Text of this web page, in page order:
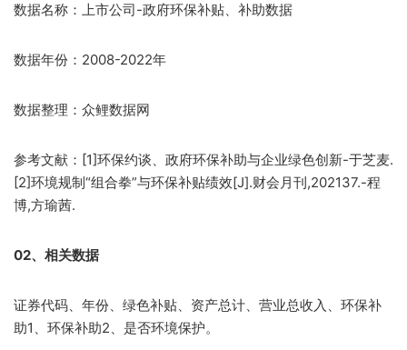
数据名称：上市公司-政府环保补贴、补助数据
数据年份：2008-2022年
数据整理：众鲤数据网
参考文献：[1]环保约谈、政府环保补助与企业绿色创新-于芝麦.
[2]环境规制“组合拳”与环保补贴绩效[J].财会月刊,202137.-程
博,方瑜茜.
02、相关数据
证券代码、年份、绿色补贴、资产总计、营业总收入、环保补
助1、环保补助2、是否环境保护。